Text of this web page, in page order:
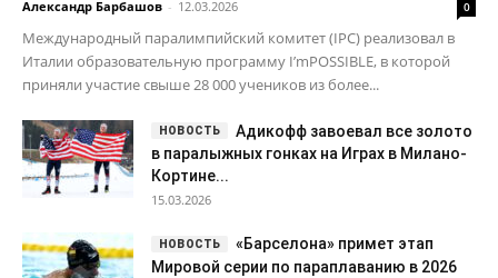
Александр Барбашов - 12.03.2026 0
Международный паралимпийский комитет (IPC) реализовал в
Италии образовательную программу I’mPOSSIBLE, в которой
приняли участие свыше 28 000 учеников из более...
Адикофф завоевал все золото
в паралыжных гонках на Играх в Милано-
Кортине...
15.03.2026
«Барселона» примет этап
Мировой серии по параплаванию в 2026